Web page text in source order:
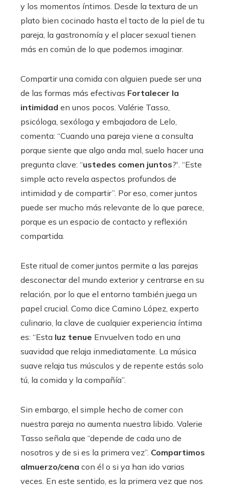
y los momentos íntimos. Desde la textura de un
plato bien cocinado hasta el tacto de la piel de tu
pareja, la gastronomía y el placer sexual tienen
más en común de lo que podemos imaginar.
Compartir una comida con alguien puede ser una
de las formas más efectivas Fortalecer la
intimidad en unos pocos. Valérie Tasso,
psicóloga, sexóloga y embajadora de Lelo,
comenta: “Cuando una pareja viene a consulta
porque siente que algo anda mal, suelo hacer una
pregunta clave: “ustedes comen juntos?'. “Este
simple acto revela aspectos profundos de
intimidad y de compartir”. Por eso, comer juntos
puede ser mucho más relevante de lo que parece,
porque es un espacio de contacto y reflexión
compartida.
Este ritual de comer juntos permite a las parejas
desconectar del mundo exterior y centrarse en su
relación, por lo que el entorno también juega un
papel crucial. Como dice Camino López, experto
culinario, la clave de cualquier experiencia íntima
es: “Esta luz tenue Envuelven todo en una
suavidad que relaja inmediatamente. La música
suave relaja tus músculos y de repente estás solo
tú, la comida y la compañía”.
Sin embargo, el simple hecho de comer con
nuestra pareja no aumenta nuestra libido. Valerie
Tasso señala que “depende de cada uno de
nosotros y de si es la primera vez”. Compartimos
almuerzo/cena con él o si ya han ido varias
veces. En este sentido, es la primera vez que nos